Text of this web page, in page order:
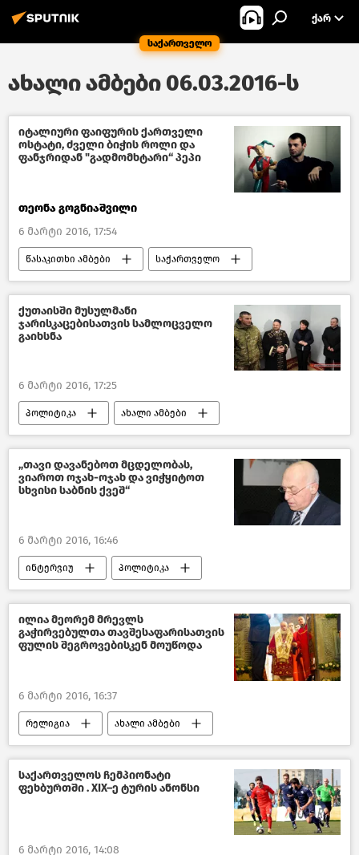
საქართველო
ᲥᲐᲠ
ახალი ამბები 06.03.2016-ს
იტალიური ფაიფურის ქართველი
ოსტატი, ძველი ბიჭის როლი და
ფანჯრიდან "გადმომხტარი“ პეპი
თეონა გოგნიაშვილი
6 მარტი 2016, 17:54
წასაკითხი ამბები საქართველო
კულტურა საქართველოში
ქუთაისში მუსულმანი
ჯარისკაცებისათვის სამლოცველო
გაიხსნა
6 მარტი 2016, 17:25
პოლიტიკა ახალი ამბები
საქართველო
„თავი დავანებოთ მცდელობას,
ვიაროთ ოჯახ-ოჯახ და ვიჭყიტოთ
სხვისი საბნის ქვეშ“
6 მარტი 2016, 16:46
ინტერვიუ პოლიტიკა
საქართველო
ილია მეორემ მრევლს
გაჭირვებულთა თავშესაფარისათვის
ფულის შეგროვებისკენ მოუწოდა
6 მარტი 2016, 16:37
რელიგია ახალი ამბები
საქართველო
საქართველოს ჩემპიონატი
ფეხბურთში . XIX–ე ტურის ანონსი
6 მარტი 2016, 14:08